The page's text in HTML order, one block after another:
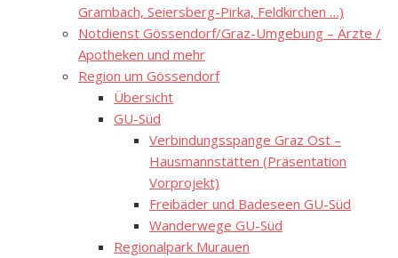
Grambach, Seiersberg-Pirka, Feldkirchen …)
Notdienst Gössendorf/Graz-Umgebung – Ärzte /
Apotheken und mehr
Region um Gössendorf
Übersicht
GU-Süd
Verbindungsspange Graz Ost –
Hausmannstätten (Präsentation
Vorprojekt)
Freibäder und Badeseen GU-Süd
Wanderwege GU-Süd
Regionalpark Murauen